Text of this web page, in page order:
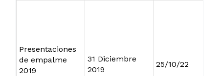
Presentaciones
de empalme
2019
31 Diciembre
2019
25/10/22